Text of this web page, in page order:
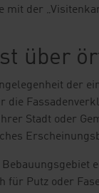
der
über
der
die
Stadt oder
für Putz oder